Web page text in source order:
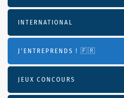
INTERNATIONAL
J'ENTREPRENDS ! 🇫🇷
JEUX CONCOURS